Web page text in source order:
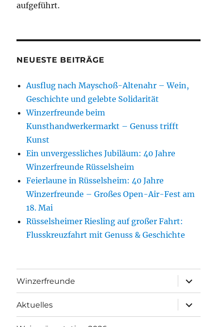
aufgeführt.
NEUESTE BEITRÄGE
Ausflug nach Mayschoß-Altenahr – Wein,
Geschichte und gelebte Solidarität
Winzerfreunde beim
Kunsthandwerkermarkt – Genuss trifft
Kunst
Ein unvergessliches Jubiläum: 40 Jahre
Winzerfreunde Rüsselsheim
Feierlaune in Rüsselsheim: 40 Jahre
Winzerfreunde – Großes Open-Air-Fest am
18. Mai
Rüsselsheimer Riesling auf großer Fahrt:
Flusskreuzfahrt mit Genuss & Geschichte
Winzerfreunde
anzeigen
Aktuelles
anzeigen